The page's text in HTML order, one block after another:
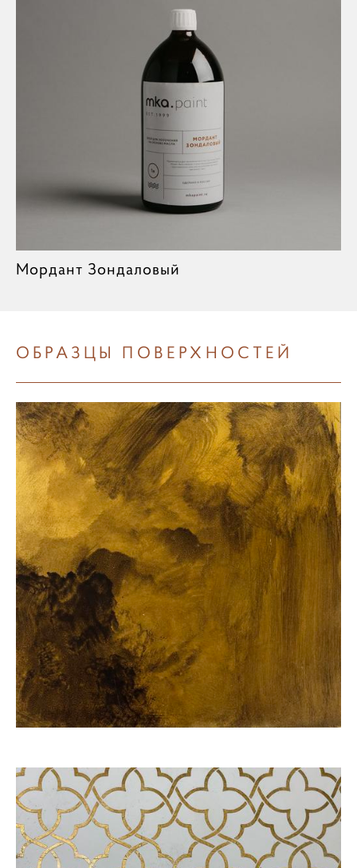
Мордант Зондаловый
ОБРАЗЦЫ ПОВЕРХНОСТЕЙ